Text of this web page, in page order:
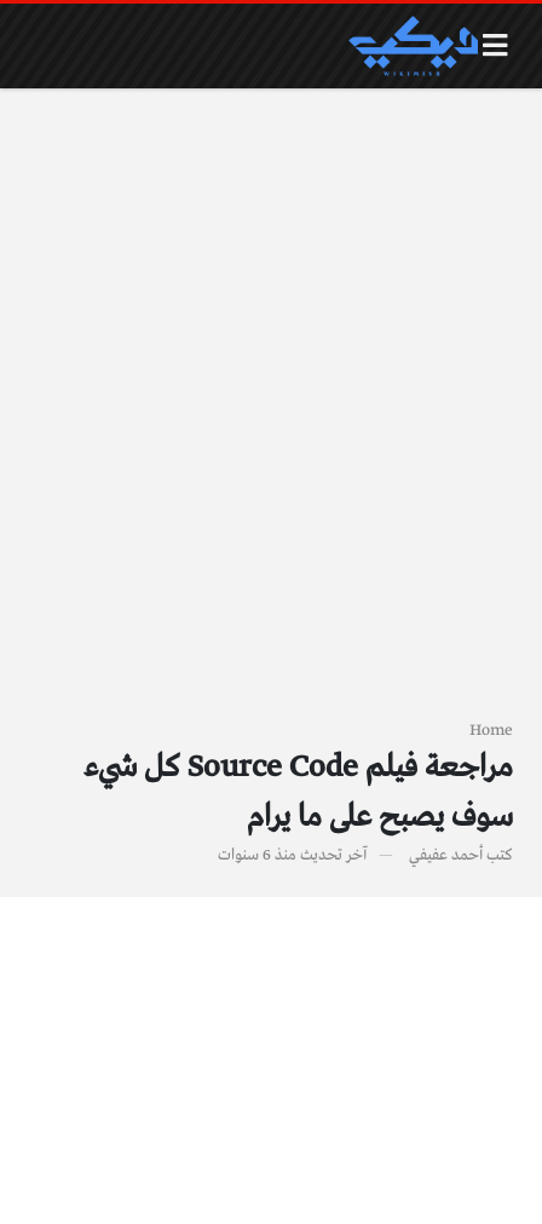
Home
مراجعة فيلم Source Code كل شيء
سوف يصبح على ما يرام
كتبأحمد عفيفي آخر تحديث منذ 6 سنوات